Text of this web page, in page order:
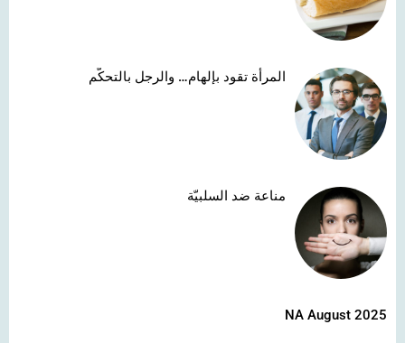
المرأة تقود بإلهام… والرجل بالتحكّم
مناعة ضد السلبيّة
NA August 2025